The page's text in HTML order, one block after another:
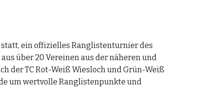
statt, ein offizielles Ranglistenturnier des
über 20 Vereinen aus der näheren und
der TC Rot-Weiß Wiesloch und Grün-Weiß
um wertvolle Ranglistenpunkte und